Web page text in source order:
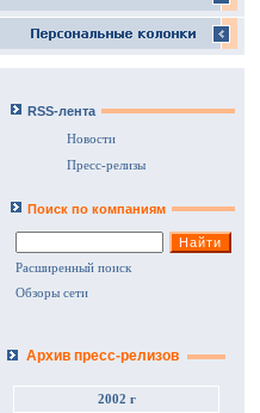
RSS-лента
Новости
Пресс-релизы
Поиск по компаниям
Расширенный поиск
Обзоры сети
Архив пресс-релизов
2002 г